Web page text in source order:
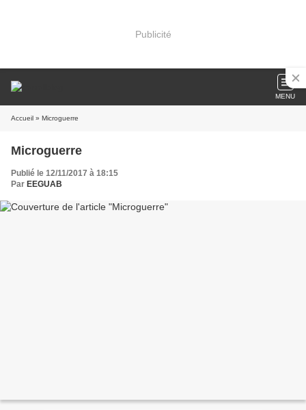
Publicité
MENU
Accueil » Microguerre
Microguerre
Publié le 12/11/2017 à 18:15
Par EEGUAB